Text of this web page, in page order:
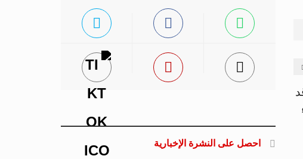
احصل على النشرة الإخبارية